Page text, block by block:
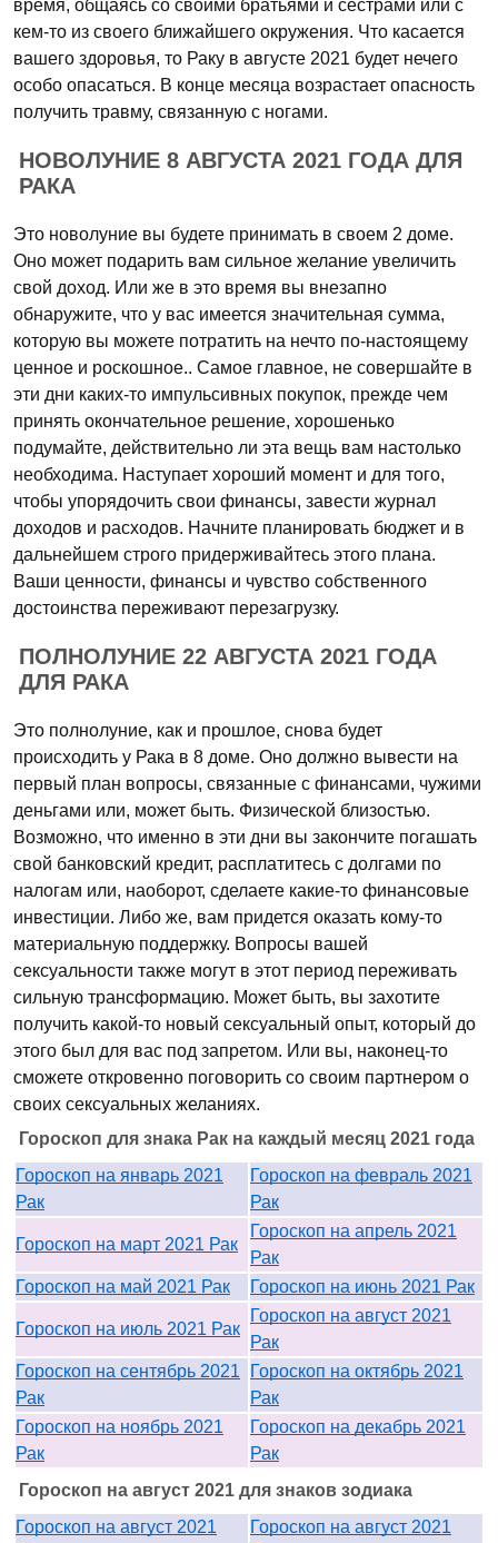
время, общаясь со своими братьями и сестрами или с
кем-то из своего ближайшего окружения. Что касается
вашего здоровья, то Раку в августе 2021 будет нечего
особо опасаться. В конце месяца возрастает опасность
получить травму, связанную с ногами.
НОВОЛУНИЕ 8 АВГУСТА 2021 ГОДА ДЛЯ
РАКА
Это новолуние вы будете принимать в своем 2 доме.
Оно может подарить вам сильное желание увеличить
свой доход. Или же в это время вы внезапно
обнаружите, что у вас имеется значительная сумма,
которую вы можете потратить на нечто по-настоящему
ценное и роскошное.. Самое главное, не совершайте в
эти дни каких-то импульсивных покупок, прежде чем
принять окончательное решение, хорошенько
подумайте, действительно ли эта вещь вам настолько
необходима. Наступает хороший момент и для того,
чтобы упорядочить свои финансы, завести журнал
доходов и расходов. Начните планировать бюджет и в
дальнейшем строго придерживайтесь этого плана.
Ваши ценности, финансы и чувство собственного
достоинства переживают перезагрузку.
ПОЛНОЛУНИЕ 22 АВГУСТА 2021 ГОДА
ДЛЯ РАКА
Это полнолуние, как и прошлое, снова будет
происходить у Рака в 8 доме. Оно должно вывести на
первый план вопросы, связанные с финансами, чужими
деньгами или, может быть. Физической близостью.
Возможно, что именно в эти дни вы закончите погашать
свой банковский кредит, расплатитесь с долгами по
налогам или, наоборот, сделаете какие-то финансовые
инвестиции. Либо же, вам придется оказать кому-то
материальную поддержку. Вопросы вашей
сексуальности также могут в этот период переживать
сильную трансформацию. Может быть, вы захотите
получить какой-то новый сексуальный опыт, который до
этого был для вас под запретом. Или вы, наконец-то
сможете откровенно поговорить со своим партнером о
своих сексуальных желаниях.
Гороскоп для знака Рак на каждый месяц 2021 года
Гороскоп на январь 2021
Рак
Гороскоп на февраль 2021
Рак
Гороскоп на март 2021 Рак
Гороскоп на апрель 2021
Рак
Гороскоп на май 2021 Рак
Гороскоп на июнь 2021 Рак
Гороскоп на июль 2021 Рак
Гороскоп на август 2021
Рак
Гороскоп на сентябрь 2021
Рак
Гороскоп на октябрь 2021
Рак
Гороскоп на ноябрь 2021
Рак
Гороскоп на декабрь 2021
Рак
Гороскоп на август 2021 для знаков зодиака
Гороскоп на август 2021
Гороскоп на август 2021